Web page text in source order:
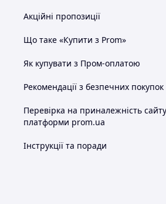
Акційні пропозиції
Що таке «Купити з Prom»
Як купувати з Пром-оплатою
Рекомендації з безпечних покупок
Перевірка на приналежність
платформи prom.ua
Інструкції та поради